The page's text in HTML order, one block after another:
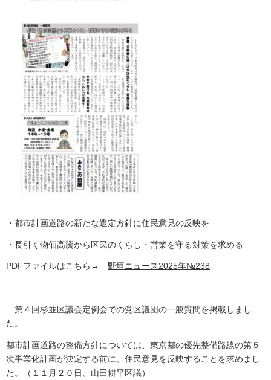
・都市計画道路の新たな選定方針に住民意見の反映を
・長引く物価高騰から区民のくらし・営業を守る対策を求める
PDFファイルはこちら→ 野垣ニュース2025年№238
第４回杉並区議会定例会での党区議団の一般質問を掲載しまし
た。
都市計画道路の整備方針については、東京都の優先整備路線の第５
次事業化計画が決定する前に、住民意見を反映することを求めまし
た。（１１月２０日、山田耕平区議）